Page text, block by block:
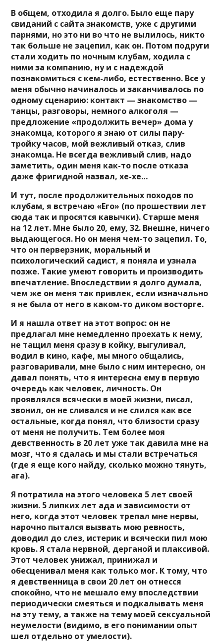
В общем, отходила я долго. Было еще пару
свиданий с сайта знакомств, уже с другими
парнями, но это ни во что не вылилось, никто
так больше не зацепил, как он. Потом подруги
стали ходить по ночным клубам, ходила с
ними за компанию, ну и с надеждой
познакомиться с кем-либо, естественно. Все у
меня обычно начиналось и заканчивалось по
одному сценарию: контакт — знакомство —
танцы, разговоры, немного алкоголя —
предложение «продолжить вечер» дома у
знакомца, которого я знаю от силы пару-
тройку часов, мой вежливый отказ, слив
знакомца. Не всегда вежливый слив, надо
заметить, один меня как-то после отказа
даже фригидной назвал, хе-хе…
И тут, после продолжительных походов по
клубам, я встречаю «Его» (по прошествии лет
сюда так и просятся кавычки). Старше меня
на 12 лет. Мне было 20, ему, 32. Внешне, ничего
выдающегося. Но он меня чем-то зацепил. То,
что он перверзник, моральный и
психологический садист, я поняла и узнала
позже. Такие умеют говорить и производить
впечатление. Впоследствии я долго думала,
чем же он меня так привлек, если изначально
я не была от него в каком-то диком восторге.
И я нашла ответ на этот вопрос: он не
предлагал мне немедленно проехать к нему,
не тащил меня сразу в койку, выгуливал,
водил в кино, кафе, мы много общались,
разговаривали, мне было с ним интересно, он
давал понять, что я интересна ему в первую
очередь как человек, личность. Он
проявлялся всячески в моей жизни, писал,
звонил, он не сливался и не слился как все
остальные, когда понял, что близости сразу
от меня не получить. Тем более моя
девственность в 20 лет уже так давила мне на
мозг, что я сдалась и мы стали встречаться
(где я еще кого найду, сколько можно тянуть,
ага).
Я потратила на этого человека 5 лет своей
жизни. 5 липких лет ада и зависимости от
него, когда этот человек трепал мне нервы,
нарочно пытался вызвать мою ревность,
доводил до слез, истерик и всячески пил мою
кровь. Я стала нервной, дерганой и плаксивой.
Этот человек унижал, принижал и
обесценивал меня как только мог. К тому, что
я девственница в свои 20 лет он отнесся
спокойно, что не мешало ему впоследствии
периодически смеяться и подкалывать меня
на эту тему, а также на тему моей сексуальной
неумелости (видимо, в его понимании опыт
шел отдельно от умелости).